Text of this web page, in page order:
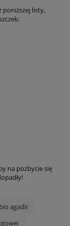
listy,
na pozbycie się
agadir